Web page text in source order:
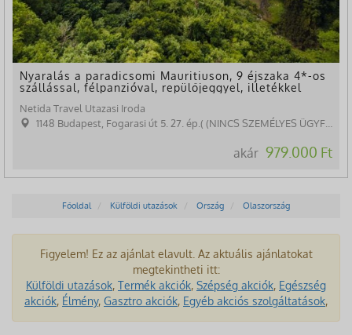
Nyaralás a paradicsomi Mauritiuson, 9 éjszaka 4*-os
szállással, félpanzióval, repülőjeggyel, illetékkel
Netida Travel Utazasi Iroda
1148 Budapest, Fogarasi út 5. 27. ép.( (NINCS SZEMÉLYES ÜGYFÉLFOGADÁS)
akár 979.000 Ft
Főoldal Külföldi utazások Ország Olaszország
Figyelem! Ez az ajánlat elavult. Az aktuális ajánlatokat
megtekintheti itt:
Külföldi utazások, Termék akciók, Szépség akciók, Egészség
akciók, Élmény, Gasztro akciók, Egyéb akciós szolgáltatások,